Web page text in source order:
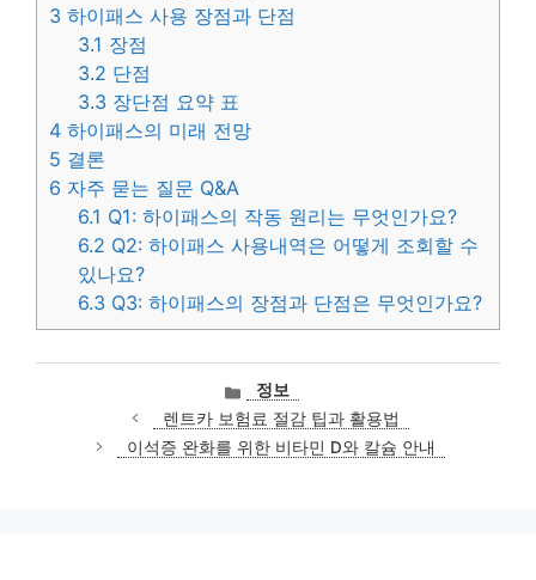
3 하이패스 사용 장점과 단점
3.1 장점
3.2 단점
3.3 장단점 요약 표
4 하이패스의 미래 전망
5 결론
6 자주 묻는 질문 Q&A
6.1 Q1: 하이패스의 작동 원리는 무엇인가요?
6.2 Q2: 하이패스 사용내역은 어떻게 조회할 수
있나요?
6.3 Q3: 하이패스의 장점과 단점은 무엇인가요?
카
테
고
리
정보
렌트카 보험료 절감 팁과 활용법
이석증 완화를 위한 비타민 D와 칼슘 안내